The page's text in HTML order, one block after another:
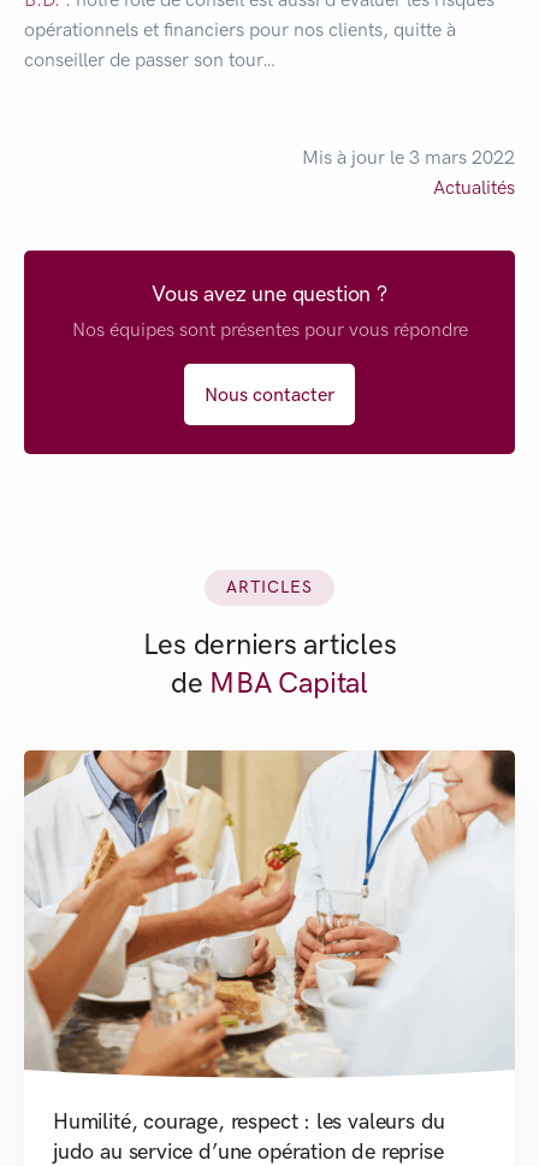
opérationnels et financiers pour nos clients, quitte à
conseiller de passer son tour…
Mis à jour le 3 mars 2022
Actualités
Vous avez une question ?
Nos équipes sont présentes pour vous répondre
Nous contacter
ARTICLES
Les derniers articles
de MBA Capital
Humilité, courage, respect : les valeurs du
judo au service d’une opération de reprise